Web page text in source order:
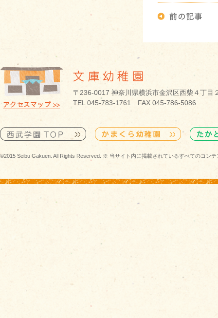
〒236-0017 神奈川県横浜市金沢区西柴４丁
TEL 045-783-1761 FAX 045-786-5086
©2015 Seibu Gakuen. All Rights Reserved. ※ 当サイト内に掲載されているすべてのコン